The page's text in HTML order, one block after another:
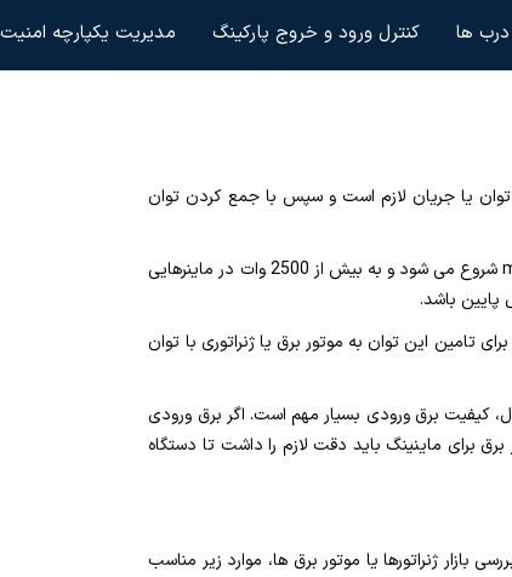
مدیریت یکپارچه امنیت کنترل ورود و خروج پارکینگ ها
توان یا جریان لازم است و سپس با جمع کردن توان
بیش از 80درصد خرابی ها بر روی دستگاه های ماینر به دلیل خرابی پاورهای آمپر بالای آنها است. مصرف این پاورها از 1600وات روی ماینرهای m3 شروع می شود و به بیش از 2500 وات در ماینرهایی
می کنند. توان کل مصرفی برابر 7500 وات بر ساعت خواهد بود که برای تامین این توان به موتور برق یا ژنراتوری با توان
کیفیت برق ورودی بسیار مهم است. اگر برق ورودی
برای ماینینگ باید دقت لازم را داشت تا دستگاه
بازار ژنراتورها یا موتور برق ها، موارد زیر مناسب